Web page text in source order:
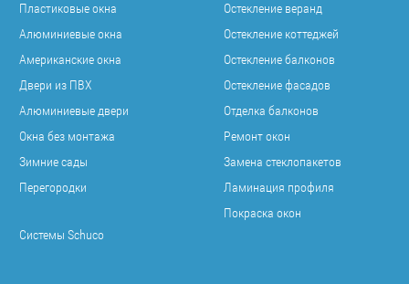
Пластиковые окна
Алюминиевые окна
Американские окна
Двери из ПВХ
Алюминиевые двери
Окна без монтажа
Зимние сады
Перегородки
Системы Schuco
Остекление веранд
Остекление коттеджей
Остекление балконов
Остекление фасадов
Отделка балконов
Ремонт окон
Замена стеклопакетов
Ламинация профиля
Покраска окон